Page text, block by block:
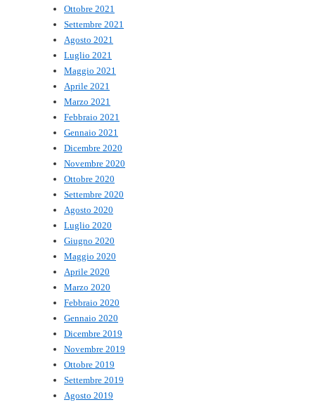
Ottobre 2021
Settembre 2021
Agosto 2021
Luglio 2021
Maggio 2021
Aprile 2021
Marzo 2021
Febbraio 2021
Gennaio 2021
Dicembre 2020
Novembre 2020
Ottobre 2020
Settembre 2020
Agosto 2020
Luglio 2020
Giugno 2020
Maggio 2020
Aprile 2020
Marzo 2020
Febbraio 2020
Gennaio 2020
Dicembre 2019
Novembre 2019
Ottobre 2019
Settembre 2019
Agosto 2019